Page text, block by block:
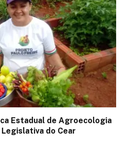
Estadual de Agroecologia
do Cear